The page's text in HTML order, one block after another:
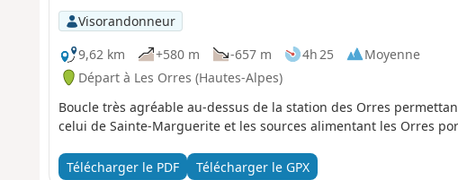
Visorandonneur
9,62 km
+580 m -657 m 4h 25
Moyenne
Départ à Les Orres (Hautes-Alpes)
Boucle très agréable au-dessus de la station des Orres
celui de Sainte-Marguerite et les sources alimentant les Orres
Télécharger le PDF Télécharger le GPX